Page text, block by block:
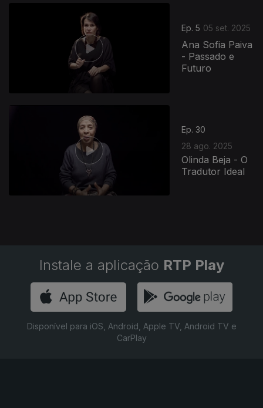
Ep. 5 05 set. 2025
Ana Sofia Paiva
- Passado e
Futuro
Ep. 30
28 ago. 2025
Olinda Beja - O
Tradutor Ideal
Instale a aplicação RTP Play
Disponível para iOS, Android, Apple TV, Android TV e
CarPlay